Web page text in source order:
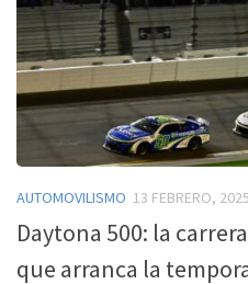
AUTOMOVILISMO 13 FEBRERO, 2025
Daytona 500: la
que arranca la